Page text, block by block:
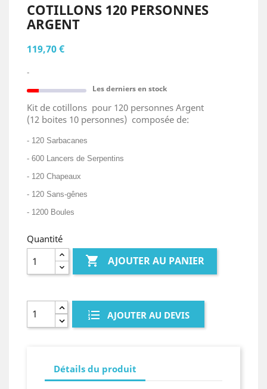
COTILLONS 120 PERSONNES
ARGENT
119,70 €
-
Les derniers en stock
Kit de cotillons pour 120 personnes Argent
(12 boites 10 personnes) composée de:
- 120 Sarbacanes
- 600 Lancers de Serpentins
- 120 Chapeaux
- 120 Sans-gênes
- 1200 Boules
Quantité
 AJOUTER AU PANIER
AJOUTER AU DEVIS
Détails du produit